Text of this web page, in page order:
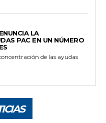
LA
PAC EN UN NÚMERO
de las ayudas